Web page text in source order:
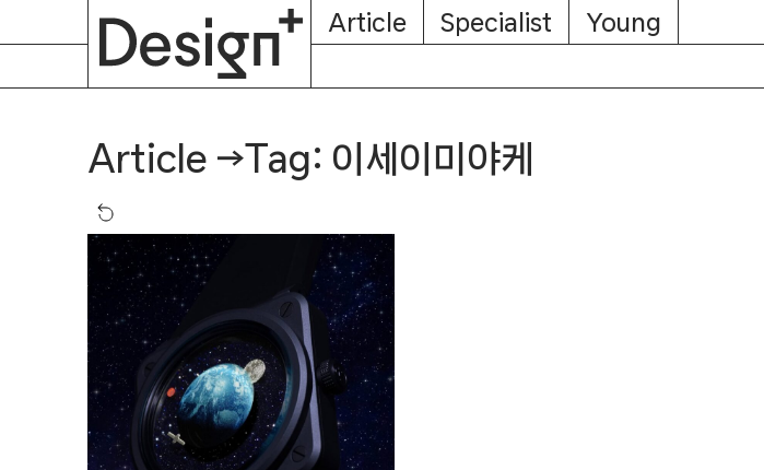
Article Specialist Young
Article →Tag: 이세이미야케
About
Subscription
Magazine